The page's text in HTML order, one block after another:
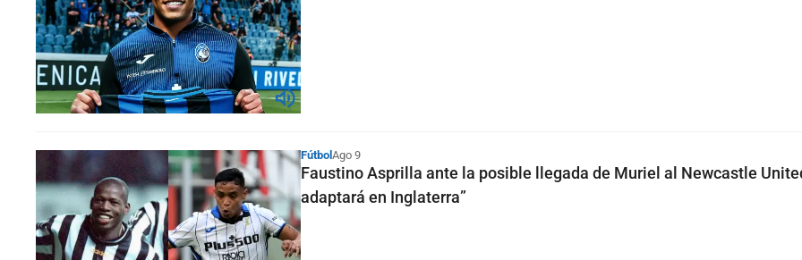
FútbolAgo 9
Faustino Asprilla ante la posible llegada de Muriel al Newcastle
adaptará en Inglaterra”